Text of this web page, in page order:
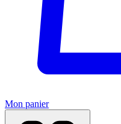
Mon panier